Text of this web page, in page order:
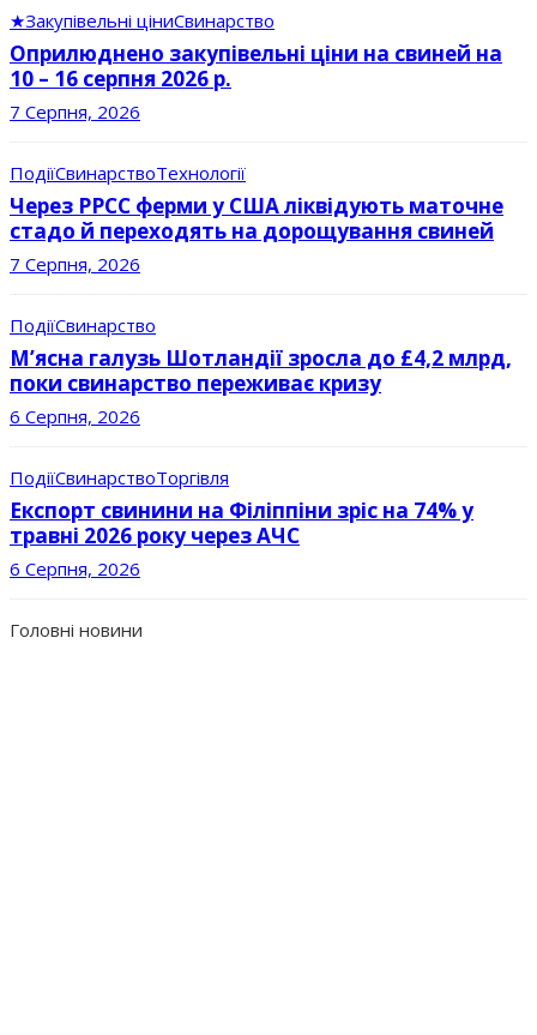
★Закупівельні ціниСвинарство
Оприлюднено закупівельні ціни на свиней на
10 – 16 серпня 2026 р.
7 Серпня, 2026
ПодіїСвинарствоТехнології
Через РРСС ферми у США ліквідують маточне
стадо й переходять на дорощування свиней
7 Серпня, 2026
ПодіїСвинарство
М’ясна галузь Шотландії зросла до £4,2 млрд,
поки свинарство переживає кризу
6 Серпня, 2026
ПодіїСвинарствоТоргівля
Експорт свинини на Філіппіни зріс на 74% у
травні 2026 року через АЧС
6 Серпня, 2026
Головні новини